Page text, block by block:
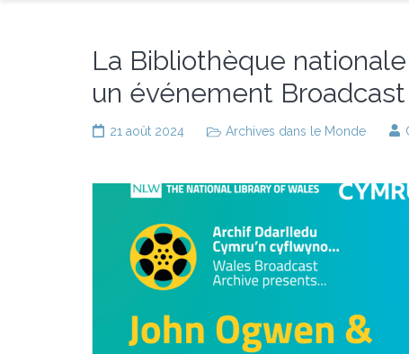
La Bibliothèque
un événement
21 août 2024 Archives dans le Monde